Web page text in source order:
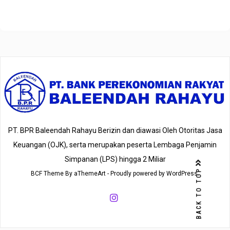
PT. BPR Baleendah Rahayu Berizin dan diawasi Oleh Otoritas Jasa
Keuangan (OJK), serta merupakan peserta Lembaga Penjamin
Simpanan (LPS) hingga 2 Miliar
BCFTheme By aThemeArt - Proudly powered by WordPress.BACK TO TOP